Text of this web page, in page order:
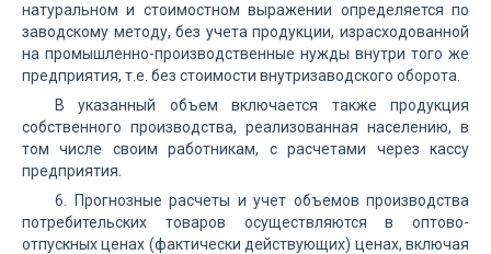
натуральном и стоимостном выражении определяется по
заводскому методу, без учета продукции, израсходованной
на промышленно-производственные нужды внутри того же
предприятия, т.е. без стоимости внутризаводского оборота.
В указанный объем включается также продукция
собственного производства, реализованная населению, в
том числе своим работникам, с расчетами через кассу
предприятия.
6. Прогнозные расчеты и учет объемов производства
потребительских товаров осуществляются в оптово-
отпускных ценах (фактически действующих) ценах, включая